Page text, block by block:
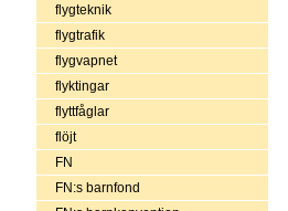
flygteknik
flygtrafik
flygvapnet
flyktingar
flyttfåglar
flöjt
FN
FN:s barnfond